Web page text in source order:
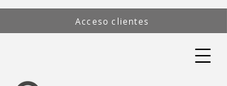
Acceso clientes